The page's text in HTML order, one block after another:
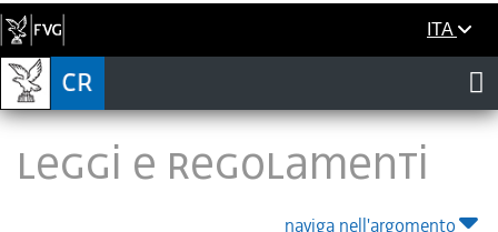
ITA
LEGGI E REGOLAMENTI
naviga nell'argomento